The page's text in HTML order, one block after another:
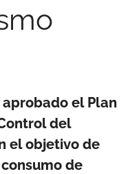
aprobado el Plan
del
el objetivo de
de